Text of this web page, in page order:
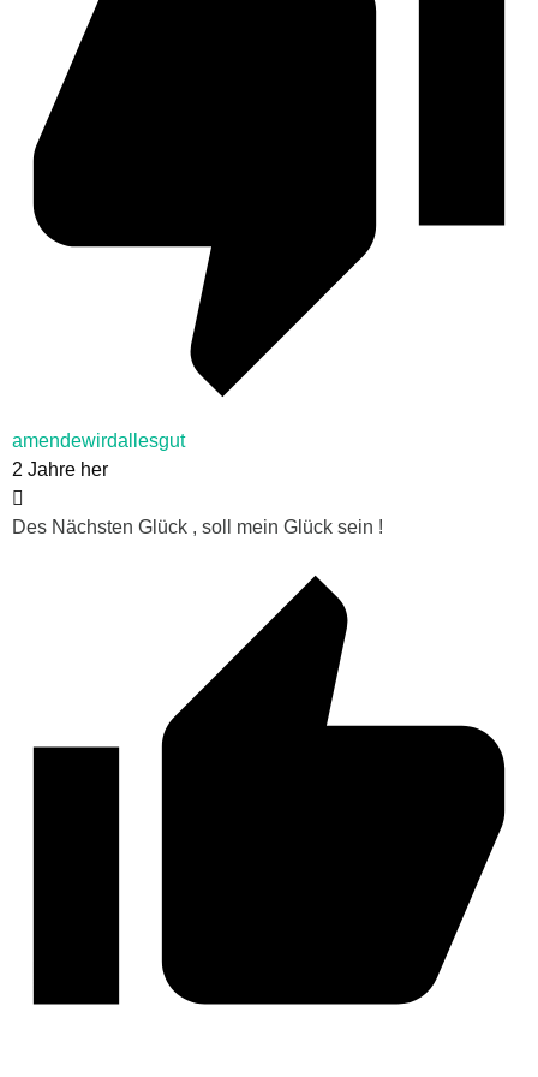
amendewirdallesgut
2 Jahre her
Des Nächsten Glück , soll mein Glück sein !